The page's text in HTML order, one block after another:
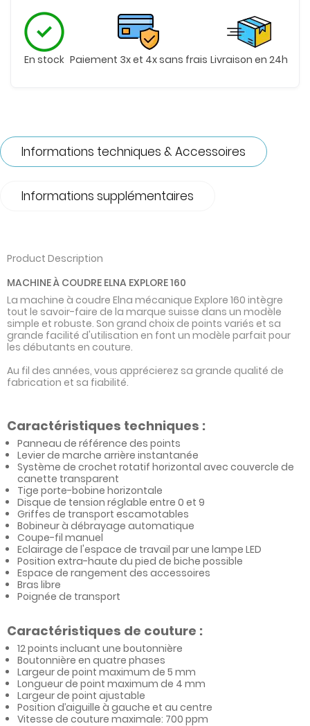
En stock Paiement 3x et 4x sans frais Livraison en 24h
Informations techniques & Accessoires
Informations supplémentaires
Product Description
MACHINE À COUDRE ELNA EXPLORE 160
La machine à coudre Elna mécanique Explore 160 intègre
tout le savoir-faire de la marque suisse dans un modèle
simple et robuste. Son grand choix de points variés et sa
grande facilité d'utilisation en font un modèle parfait pour
les débutants en couture.
Au fil des années, vous apprécierez sa grande qualité de
fabrication et sa fiabilité.
Caractéristiques techniques :
Panneau de référence des points
Levier de marche arrière instantanée
Système de crochet rotatif horizontal avec couvercle de
canette transparent
Tige porte-bobine horizontale
Disque de tension réglable entre 0 et 9
Griffes de transport escamotables
Bobineur à débrayage automatique
Coupe-fil manuel
Eclairage de l'espace de travail par une lampe LED
Position extra-haute du pied de biche possible
Espace de rangement des accessoires
Bras libre
Poignée de transport
Caractéristiques de couture :
12 points incluant une boutonnière
Boutonnière en quatre phases
Largeur de point maximum de 5 mm
Longueur de point maximum de 4 mm
Largeur de point ajustable
Position d’aiguille à gauche et au centre
Vitesse de couture maximale: 700 ppm